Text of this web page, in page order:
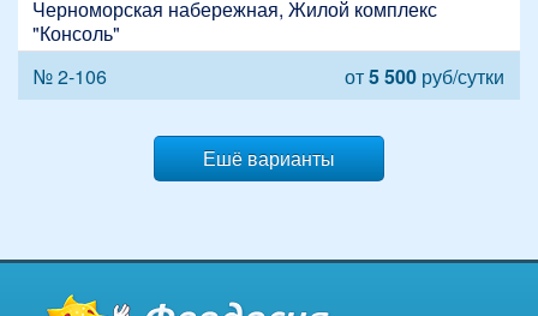
Черноморская набережная, Жилой комплекс
"Консоль"
№ 2-106
от5 500 руб/сутки
Ешё варианты